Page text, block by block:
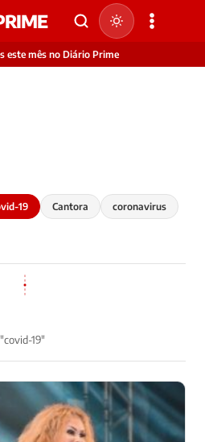
este mês no Diário Prime
19 Cantora coronavirus
19"